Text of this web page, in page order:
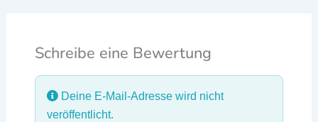
Schreibe eine Bewertung
Deine E-Mail-Adresse wird nicht
veröffentlicht.